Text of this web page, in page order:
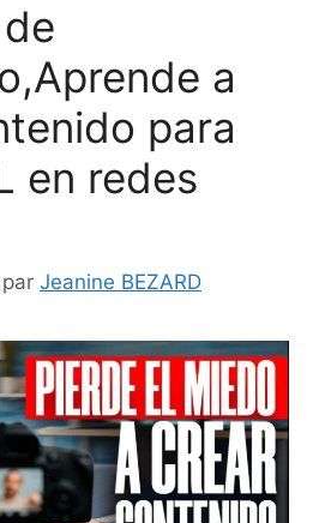
a
para
en redes
par Jeanine BEZARD